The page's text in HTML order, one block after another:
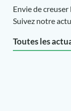
Envie de creuser
Suivez notre
Toutes les